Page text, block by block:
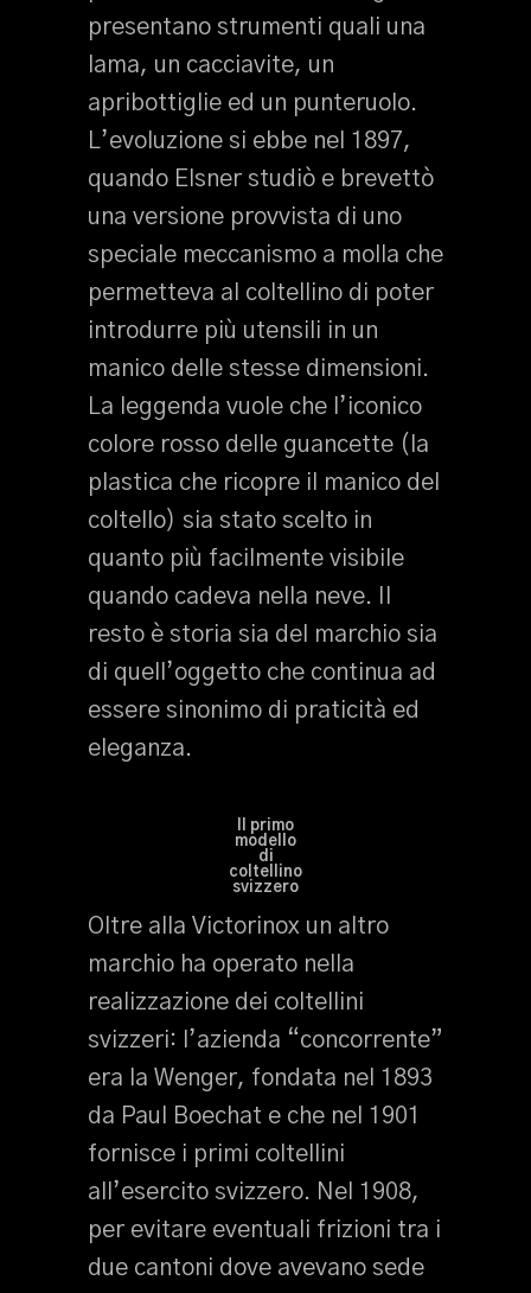
presentano strumenti quali una
lama, un cacciavite, un
apribottiglie ed un punteruolo.
L’evoluzione si ebbe nel 1897,
quando Elsner studiò e brevettò
una versione provvista di uno
speciale meccanismo a molla che
permetteva al coltellino di poter
introdurre più utensili in un
manico delle stesse dimensioni.
La leggenda vuole che l’iconico
colore rosso delle guancette (la
plastica che ricopre il manico del
coltello) sia stato scelto in
quanto più facilmente visibile
quando cadeva nella neve. Il
resto è storia sia del marchio sia
di quell’oggetto che continua ad
essere sinonimo di praticità ed
eleganza.
Il primo
modello
di
coltellino
svizzero
Oltre alla Victorinox un altro
marchio ha operato nella
realizzazione dei coltellini
svizzeri: l’azienda “concorrente”
era la Wenger, fondata nel 1893
da Paul Boechat e che nel 1901
fornisce i primi coltellini
all’esercito svizzero. Nel 1908,
per evitare eventuali frizioni tra i
due cantoni dove avevano sede